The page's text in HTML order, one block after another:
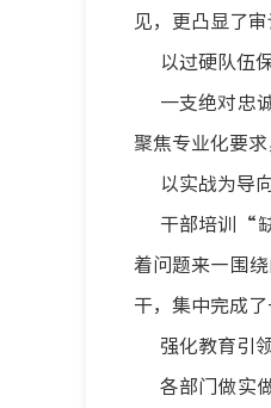
见，更凸显了
以过硬队伍
一支绝对忠
聚焦专业化要
以实战为导向
干部培训 “
着问题来—围绕
干，集中完成
强化教育引领
各部门做实